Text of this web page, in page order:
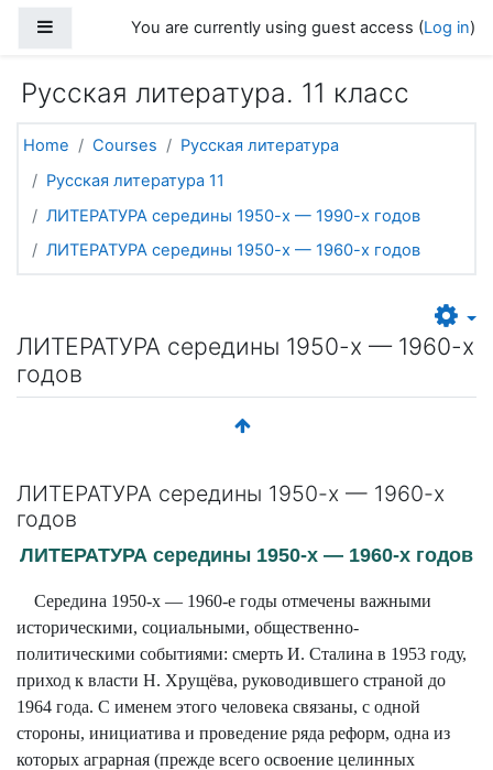
Side panelYou are currently using guest access (Log in)
Русская литература. 11 класс
Home Courses
Русская литература
Русская литература 11
ЛИТЕРАТУРА середины 1950-х — 1990-х годов
ЛИТЕРАТУРА середины 1950-х — 1960-х годов
ЛИТЕРАТУРА середины 1950-х — 1960-х
годов
ЛИТЕРАТУРА середины 1950-х — 1960-х
годов
ЛИТЕРАТУРА середины 1950-х — 1960-х годов
Середина 1950-х — 1960-е годы отмечены важными
историческими, социальными, общественно-
политическими событиями: смерть И. Сталина в 1953 году,
приход к власти Н. Хрущёва, руководившего страной до
1964 года. С именем этого человека связаны, с одной
стороны, инициатива и проведение ряда реформ, одна из
которых аграрная (прежде всего освоение целинных